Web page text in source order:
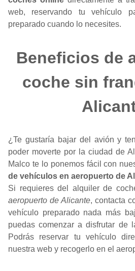
web, reservando tu vehículo
preparado cuando lo necesites.
Beneficios de
coche sin
¿Te gustaría bajar del avión y
poder moverte por la ciudad de
Malco te lo ponemos fácil con
de vehículos en aeropuerto de
Si requieres del alquiler de
aeropuerto de Alicante, contacta
vehículo preparado nada más
puedas comenzar a disfrutar de
Podrás reservar tu vehículo
nuestra web y recogerlo en el